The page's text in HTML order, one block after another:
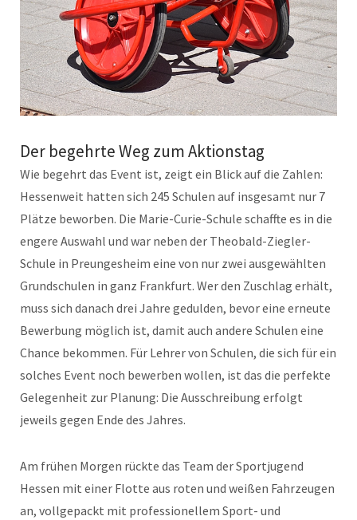
Der begehrte Weg zum Aktionstag
Wie begehrt das Event ist, zeigt ein Blick auf die Zahlen:
Hessenweit hatten sich 245 Schulen auf insgesamt nur 7
Plätze beworben. Die Marie-Curie-Schule schaffte es in die
engere Auswahl und war neben der Theobald-Ziegler-
Schule in Preungesheim eine von nur zwei ausgewählten
Grundschulen in ganz Frankfurt. Wer den Zuschlag erhält,
muss sich danach drei Jahre gedulden, bevor eine erneute
Bewerbung möglich ist, damit auch andere Schulen eine
Chance bekommen. Für Lehrer von Schulen, die sich für ein
solches Event noch bewerben wollen, ist das die perfekte
Gelegenheit zur Planung: Die Ausschreibung erfolgt
jeweils gegen Ende des Jahres.
Am frühen Morgen rückte das Team der Sportjugend
Hessen mit einer Flotte aus roten und weißen Fahrzeugen
an, vollgepackt mit professionellem Sport- und